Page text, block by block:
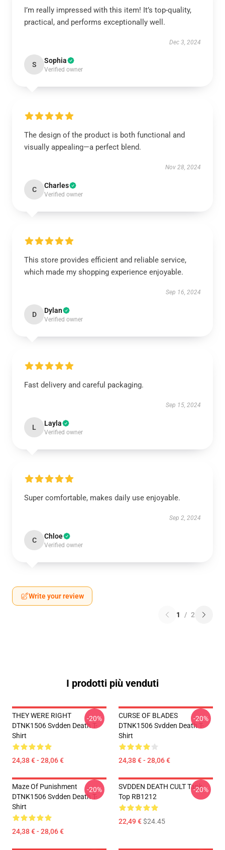
I’m really impressed with this item! It’s top-quality,
practical, and performs exceptionally well.
Dec 3, 2024
S Sophia
Verified owner
The design of the product is both functional and
visually appealing—a perfect blend.
Nov 28, 2024
C Charles
Verified owner
This store provides efficient and reliable service,
which made my shopping experience enjoyable.
Sep 16, 2024
D Dylan
Verified owner
Fast delivery and careful packaging.
Sep 15, 2024
L Layla
Verified owner
Super comfortable, makes daily use enjoyable.
Sep 2, 2024
C Chloe
Verified owner
Write your review
1 / 2
I prodotti più venduti
THEY WERE RIGHT
DTNK1506 Svdden Death T-
Shirt
24,38 € - 28,06 €
-20%
CURSE OF BLADES
DTNK1506 Svdden Death T-
Shirt
24,38 € - 28,06 €
-20%
Maze Of Punishment
DTNK1506 Svdden Death T-
Shirt
24,38 € - 28,06 €
-20%
SVDDEN DEATH CULT Tank
Top RB1212
22,49 €$24.45
-20%